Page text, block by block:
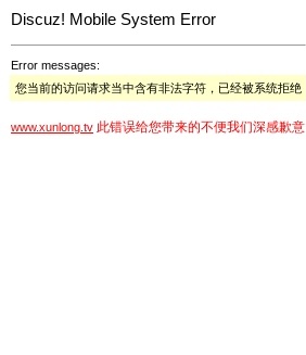
Discuz! Mobile System Error
Error messages:
您当前的访问请求当中含有非法字符，已经被系统拒绝
www.xunlong.tv 此错误给您带来的不便我们深感歉意